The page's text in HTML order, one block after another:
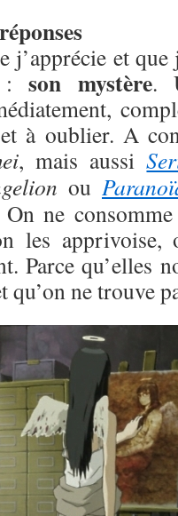
j’apprécie et
:son mystère.
à oublier. A
, mais aussi
ou
ne
les apprivoise,
Parce qu’elles
ne trouve